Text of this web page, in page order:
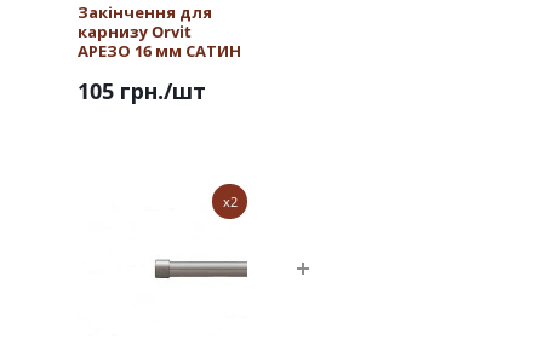
Закінчення для
карнизу Orvit
АРЕЗО 16 мм САТИН
105 грн./шт
x2